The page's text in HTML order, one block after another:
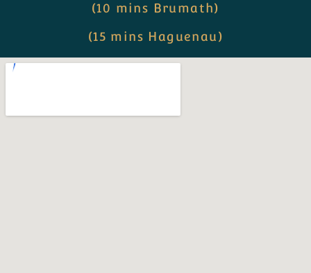
(10 mins Brumath)
(15 mins Haguenau)